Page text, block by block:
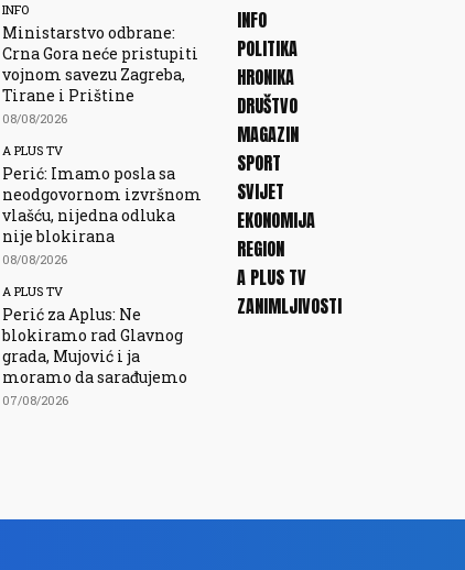
INFO
Ministarstvo odbrane:
Crna Gora neće pristupiti
vojnom savezu Zagreba,
Tirane i Prištine
08/08/2026
A PLUS TV
Perić: Imamo posla sa
neodgovornom izvršnom
vlašću, nijedna odluka
nije blokirana
08/08/2026
A PLUS TV
Perić za Aplus: Ne
blokiramo rad Glavnog
grada, Mujović i ja
moramo da sarađujemo
07/08/2026
INFO
POLITIKA
HRONIKA
DRUŠTVO
MAGAZIN
SPORT
SVIJET
EKONOMIJA
REGION
A PLUS TV
ZANIMLJIVOSTI